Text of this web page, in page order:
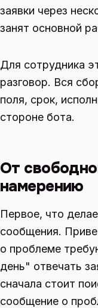
заявки через
занят основной
Для сотрудника
разговор. Вся
поля, срок,
стороне бота.
От
намерению
Первое, что
сообщения.
о проблеме
день" отвечать
сначала стоит
сообщение о